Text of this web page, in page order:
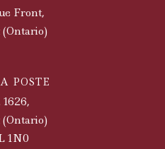
Front,
POSTE
1626,
1N0